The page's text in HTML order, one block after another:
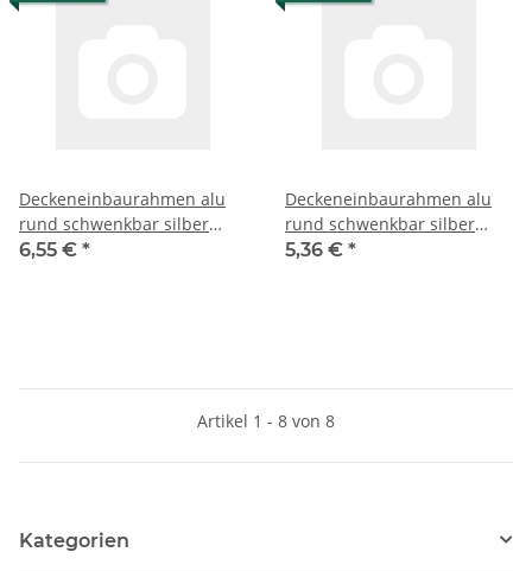
Deckeneinbaurahmen alu
rund schwenkbar silber
schwarz Silber schwarz
6,55 € *
Deckeneinbaurahmen alu
rund schwenkbar silber
schwarz
5,36 € *
Artikel 1 - 8 von 8
Kategorien